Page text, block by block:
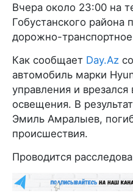
Вчера около 23:00 на
Гобустанского
дорожно-
Как сообщает Day.Az
автомобиль марки
управления и врезался
освещения. В
Эмиль Амралыев,
происшествия.
Проводится